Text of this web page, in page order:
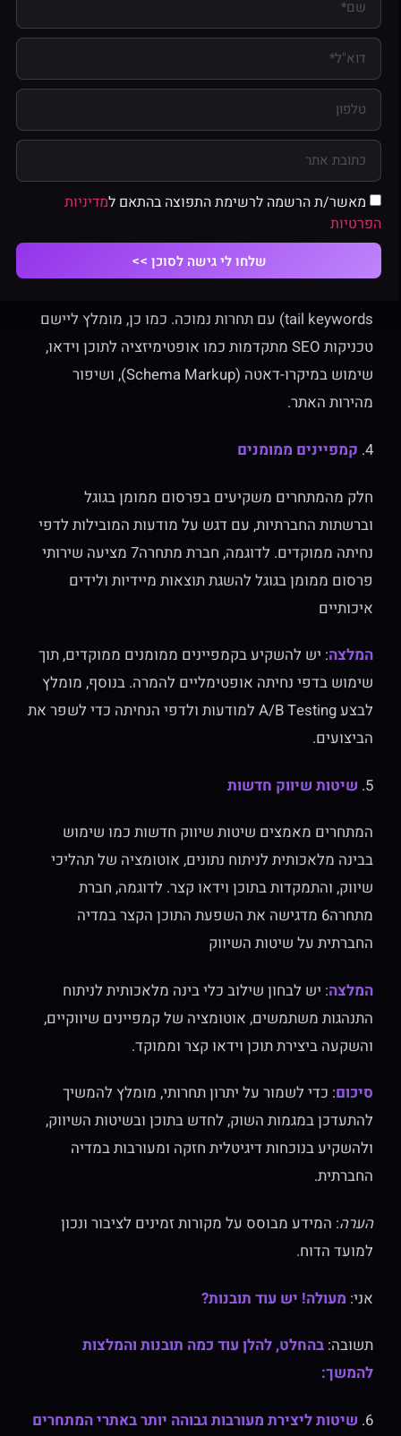
והגברת המעורבות.
3. מילות מפתח ושיטות SEO
המתחרים מתמקדים במילות מפתח כמו "בניית אתרים",
מיישמים טקטיקות SEO כמו אופטימיזציה של כותרות,
מחקר מילות מפתח, ושיפור חוויית המשתמש באתר
: יש לבצע מחקר מילות מפתח מעמיק כדי לזהות
tail keywords) עם תחרות נמוכה. כמו כן, מומלץ ליישם
טכניקות SEO מתקדמות כמו אופטימיזציה לתוכן וידאו,
שימוש במיקרו-דאטה (Schema Markup), ושיפור
מהירות האתר.
4. קמפיינים ממומנים
חלק מהמתחרים משקיעים בפרסום ממומן בגוגל
וברשתות החברתיות, עם דגש על מודעות המובילות לדפי
נחיתה ממוקדים. לדוגמה, חברת מתחרה7 מציעה שירותי
פרסום ממומן בגוגל להשגת תוצאות מיידיות ולידים
איכותיים
המלצה: יש להשקיע בקמפיינים ממומנים ממוקדים, תוך
שימוש בדפי נחיתה אופטימליים להמרה. בנוסף, מומלץ
לבצע A/B Testing למודעות ולדפי הנחיתה כדי לשפר את
הביצועים.
5. שיטות שיווק חדשות
המתחרים מאמצים שיטות שיווק חדשות כמו שימוש
בבינה מלאכותית לניתוח נתונים, אוטומציה של תהליכי
שיווק, והתמקדות בתוכן וידאו קצר. לדוגמה, חברת
מתחרה6 מדגישה את השפעת התוכן הקצר במדיה
החברתית על שיטות השיווק
המלצה: יש לבחון שילוב כלי בינה מלאכותית לניתוח
התנהגות משתמשים, אוטומציה של קמפיינים שיווקיים,
והשקעה ביצירת תוכן וידאו קצר וממוקד.
סיכום: כדי לשמור על יתרון תחרותי, מומלץ להמשיך
להתעדכן במגמות השוק, לחדש בתוכן ובשיטות השיווק,
ולהשקיע בנוכחות דיגיטלית חזקה ומעורבות במדיה
החברתית.
הערה: המידע מבוסס על מקורות זמינים לציבור ונכון
למועד הדוח.
אני: מעולה! יש עוד תובנות?
תשובה: בהחלט, להלן עוד כמה תובנות והמלצות
להמשך:
6. שיטות ליצירת מעורבות גבוהה יותר באתרי המתחרים
מאשר/ת הרשמה לרשימת התפוצה בהתאם למדיניות
הפרטיות
שלחו לי גישה לסוכן >>